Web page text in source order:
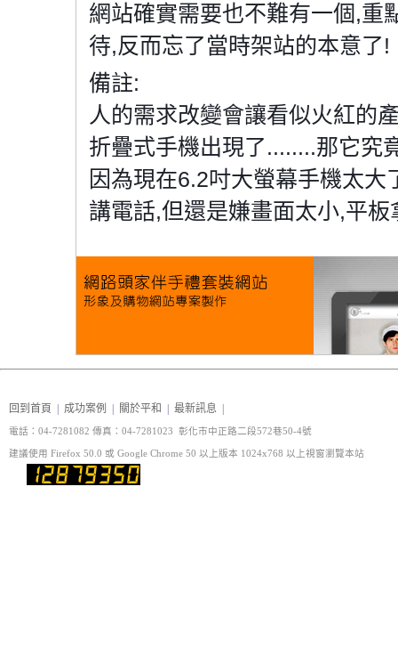
網站確實需要也不難有一個,重
待,反而忘了當時架站的本意了!
備註:
人的需求改變會讓看似火紅的
折疊式手機出現了........那它究
因為現在6.2吋大螢幕手機太
講電話,但還是嫌畫面太小,平
回到首頁 成功案例 關於平和 最新訊息
電話：04-7281082 傳真 ：04-7281023 彰化市中正路二段572巷50-4號
建議使用 Firefox 50.0 或 Google Chrome 50 以上版本 1024x768 以上視窗瀏覽本站